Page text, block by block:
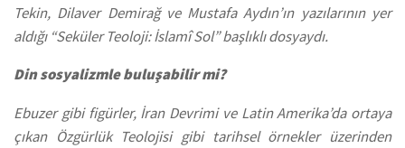
Tekin, Dilaver Demirağ ve Mustafa Aydın’ın yazılarının yer
aldığı “Seküler Teoloji: İslamî Sol” başlıklı dosyaydı.
Din sosyalizmle buluşabilir mi?
Ebuzer gibi figürler, İran Devrimi ve Latin Amerika’da ortaya
çıkan Özgürlük Teolojisi gibi tarihsel örnekler üzerinden